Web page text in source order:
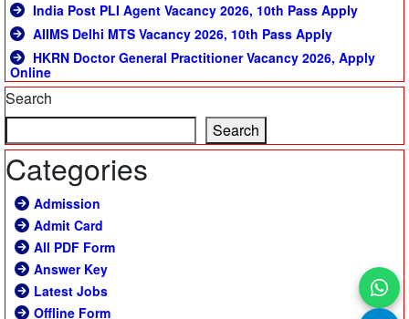
India Post PLI Agent Vacancy 2026, 10th Pass Apply
AIIMS Delhi MTS Vacancy 2026, 10th Pass Apply
HKRN Doctor General Practitioner Vacancy 2026, Apply
Online
Search
Search
Categories
Admission
Admit Card
All PDF Form
Answer Key
Latest Jobs
Offline Form